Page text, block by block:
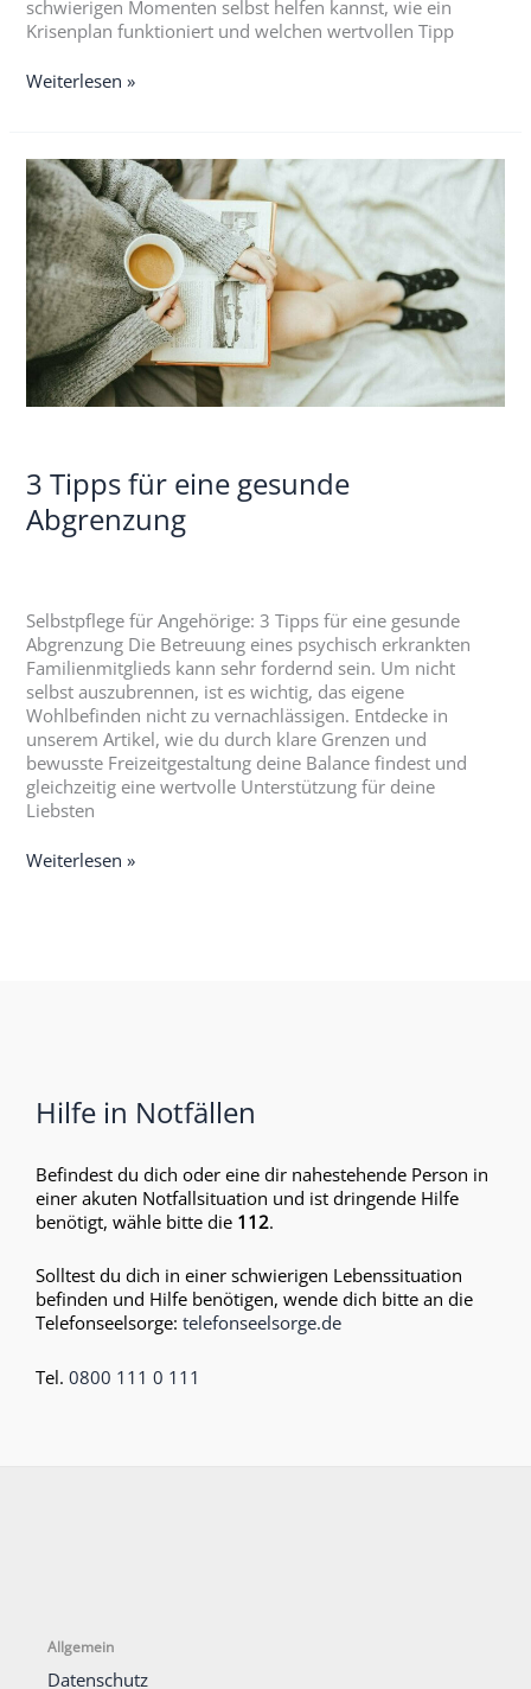
schwierigen Momenten selbst helfen kannst, wie ein
Krisenplan funktioniert und welchen wertvollen Tipp
Weiterlesen »
3 Tipps für eine gesunde
Abgrenzung
Selbstpflege für Angehörige: 3 Tipps für eine gesunde
Abgrenzung Die Betreuung eines psychisch erkrankten
Familienmitglieds kann sehr fordernd sein. Um nicht
selbst auszubrennen, ist es wichtig, das eigene
Wohlbefinden nicht zu vernachlässigen. Entdecke in
unserem Artikel, wie du durch klare Grenzen und
bewusste Freizeitgestaltung deine Balance findest und
gleichzeitig eine wertvolle Unterstützung für deine
Liebsten
3
Tipps
für
eine
gesunde
Abgrenzung
Weiterlesen »
Hilfe in Notfällen
Befindest du dich oder eine dir nahestehende Person in
einer akuten Notfallsituation und ist dringende Hilfe
benötigt, wähle bitte die 112.
Solltest du dich in einer schwierigen Lebenssituation
befinden und Hilfe benötigen, wende dich bitte an die
Telefonseelsorge: telefonseelsorge.de
Tel. 0800 111 0 111
Allgemein
Datenschutz